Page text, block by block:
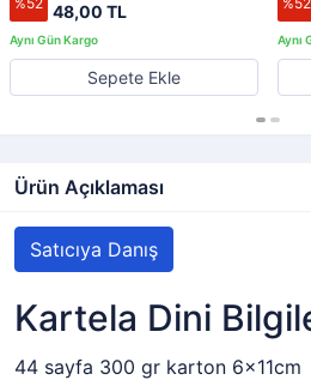
48,00 TL
Sepete Ekle
Ürün Açıklaması
Satıcıya Danış
Kartela Dini
44 sayfa 300 gr karton 6x11cm